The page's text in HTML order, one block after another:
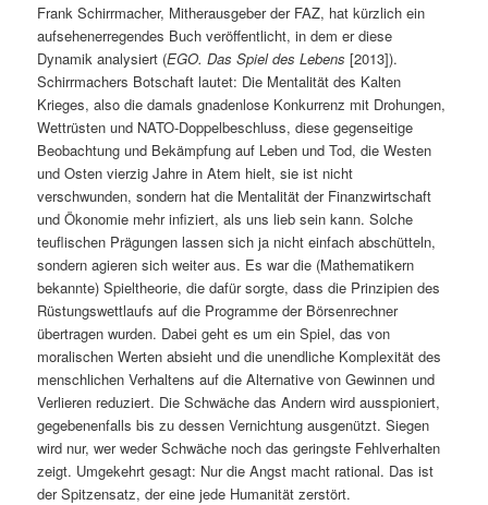
Frank Schirrmacher, Mitherausgeber der FAZ, hat kürzlich ein
aufsehenerregendes Buch veröffentlicht, in dem er diese
Dynamik analysiert (EGO. Das Spiel des Lebens [2013]).
Schirrmachers Botschaft lautet: Die Mentalität des Kalten
Krieges, also die damals gnadenlose Konkurrenz mit Drohungen,
Wettrüsten und NATO-Doppelbeschluss, diese gegenseitige
Beobachtung und Bekämpfung auf Leben und Tod, die Westen
und Osten vierzig Jahre in Atem hielt, sie ist nicht
verschwunden, sondern hat die Mentalität der Finanzwirtschaft
und Ökonomie mehr infiziert, als uns lieb sein kann. Solche
teuflischen Prägungen lassen sich ja nicht einfach abschütteln,
sondern agieren sich weiter aus. Es war die (Mathematikern
bekannte) Spieltheorie, die dafür sorgte, dass die Prinzipien des
Rüstungswettlaufs auf die Programme der Börsenrechner
übertragen wurden. Dabei geht es um ein Spiel, das von
moralischen Werten absieht und die unendliche Komplexität des
menschlichen Verhaltens auf die Alternative von Gewinnen und
Verlieren reduziert. Die Schwäche das Andern wird ausspioniert,
gegebenenfalls bis zu dessen Vernichtung ausgenützt. Siegen
wird nur, wer weder Schwäche noch das geringste Fehlverhalten
zeigt. Umgekehrt gesagt: Nur die Angst macht rational. Das ist
der Spitzensatz, der eine jede Humanität zerstört.